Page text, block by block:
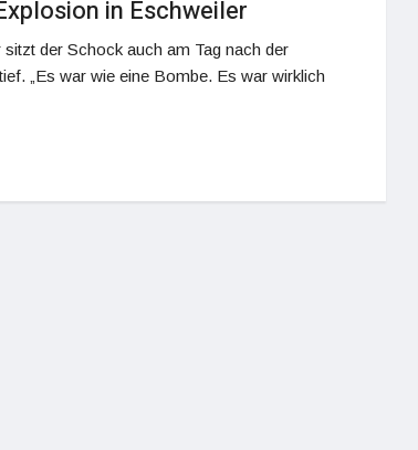
in Eschweiler
der Schock auch am Tag nach der
„Es war wie eine Bombe. Es war wirklich